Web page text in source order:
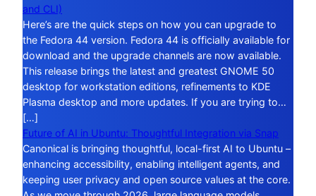
and CLI)
Here’s are the quick steps on how you can upgrade to
the Fedora 44 version. Fedora 44 is officially available for
download and the upgrade channels are now available.
This release brings the latest and greatest GNOME 50
desktop for workstation editions, refinements to KDE
Plasma desktop and more updates. If you are trying to…
[…]
Future of AI in Ubuntu: Thoughtful Integration via Snap
Canonical is bringing thoughtful, local-first AI to Ubuntu –
enhancing accessibility, enabling intelligent agents, and
keeping user privacy and open source values at the core.